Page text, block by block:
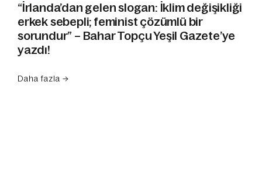
“İrlanda’dan gelen slogan: İklim değişikliği
erkek sebepli; feminist çözümlü bir
sorundur” – Bahar Topçu Yeşil Gazete’ye
yazdı!
Daha fazla →